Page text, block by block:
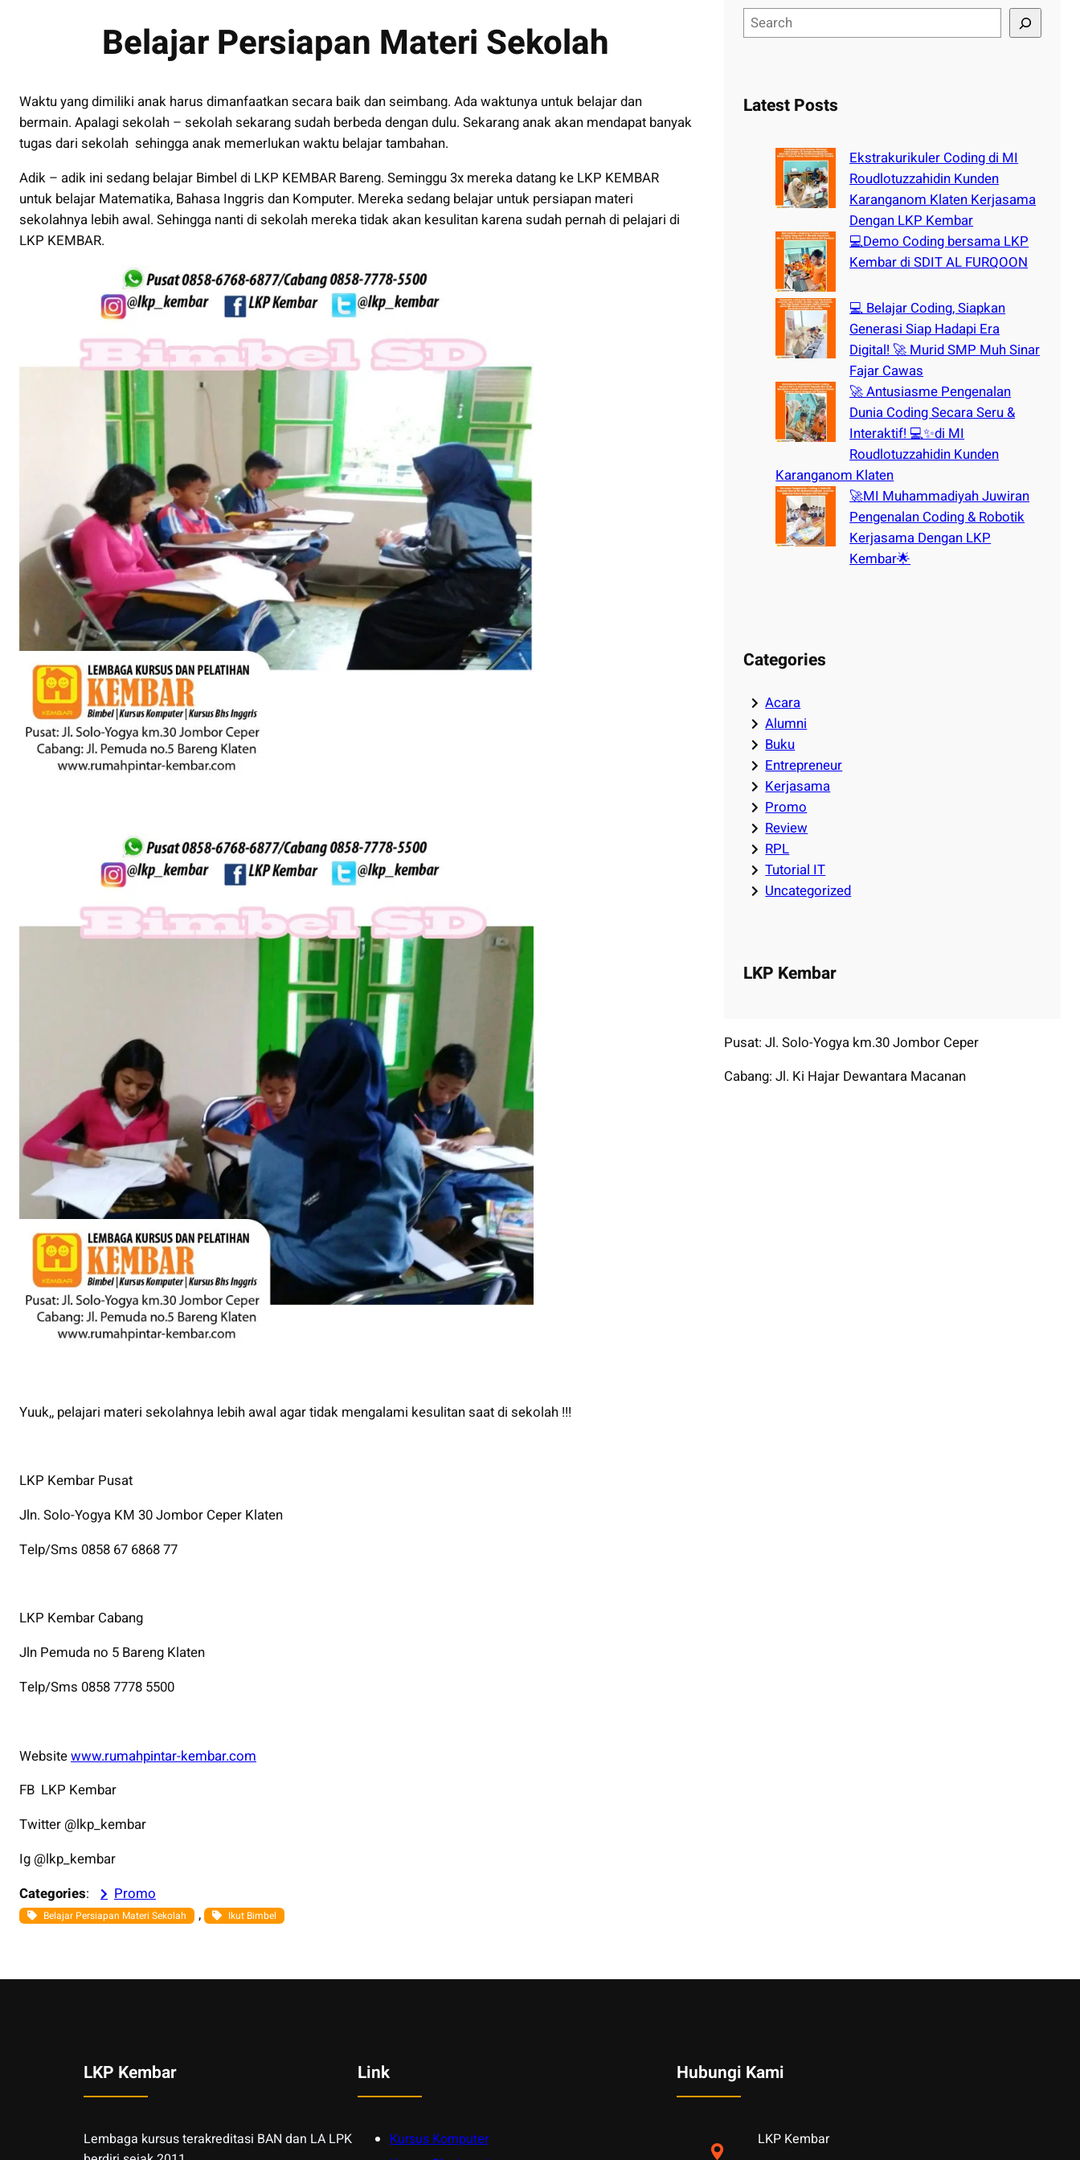
Belajar Persiapan Materi Sekolah
Waktu yang dimiliki anak harus dimanfaatkan secara baik dan seimbang. Ada waktunya untuk belajar dan
bermain. Apalagi sekolah – sekolah sekarang sudah berbeda dengan dulu. Sekarang anak akan mendapat banyak
tugas dari sekolah sehingga anak memerlukan waktu belajar tambahan.
Adik – adik ini sedang belajar Bimbel di LKP KEMBAR Bareng. Seminggu 3x mereka datang ke LKP KEMBAR
untuk belajar Matematika, Bahasa Inggris dan Komputer. Mereka sedang belajar untuk persiapan materi
sekolahnya lebih awal. Sehingga nanti di sekolah mereka tidak akan kesulitan karena sudah pernah di pelajari di
LKP KEMBAR.
Yuuk,, pelajari materi sekolahnya lebih awal agar tidak mengalami kesulitan saat di sekolah !!!
LKP Kembar Pusat
Jln. Solo-Yogya KM 30 Jombor Ceper Klaten
Telp/Sms 0858 67 6868 77
LKP Kembar Cabang
Jln Pemuda no 5 Bareng Klaten
Telp/Sms 0858 7778 5500
Websitewww.rumahpintar-kembar.com
FB LKP Kembar
Twitter @lkp_kembar
Ig @lkp_kembar
Categories: Promo
Belajar Persiapan Materi Sekolah , Ikut Bimbel
e
cLatest Posts
Ekstrakurikuler Coding di MI
Roudlotuzzahidin Kunden
Karanganom Klaten Kerjasama
Dengan LKP Kembar
💻Demo Coding bersama LKP
Kembar di SDIT AL FURQOON
💻 Belajar Coding, Siapkan
Generasi Siap Hadapi Era
Digital! 🚀 Murid SMP Muh Sinar
Fajar Cawas
🚀 Antusiasme Pengenalan
Dunia Coding Secara Seru &
Interaktif! 💻✨di MI
Roudlotuzzahidin Kunden
Karanganom Klaten
🚀MI Muhammadiyah Juwiran
Pengenalan Coding & Robotik
Kerjasama Dengan LKP
Kembar🌟
Categories
Acara
Alumni
Buku
Entrepreneur
Kerjasama
Promo
Review
RPL
Tutorial IT
Uncategorized
LKP Kembar
Pusat: Jl. Solo-Yogya km.30 Jombor Ceper
Cabang: Jl. Ki Hajar Dewantara Macanan
LKP Kembar
Lembaga kursus terakreditasi BAN dan LA LPK
Link
Kursus Komputer
Hubungi Kami
LKP Kembar